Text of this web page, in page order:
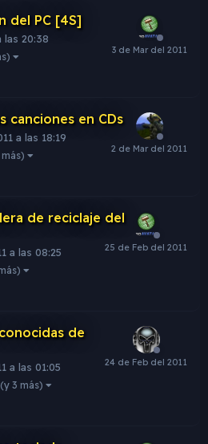
del PC [4S]
las 20:38
canciones en CDs
a las 18:19
de reciclaje del
a las 08:25
de
a las 01:05
(y 3 más)